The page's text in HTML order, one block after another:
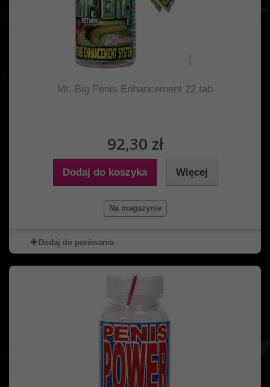
Mr. Big Penis Enhancement 22 tab
92,30 zł
Dodaj do koszyka Więcej
Na magazynie
Dodaj do porówania